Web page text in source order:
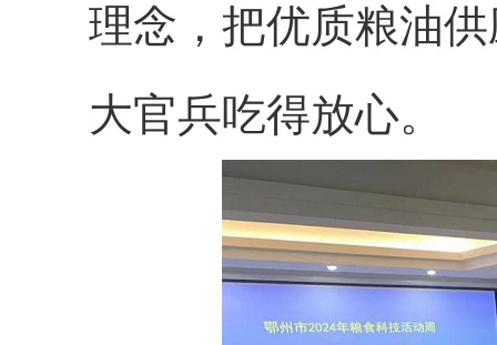
理念，把优质粮油
大官兵吃得放心。